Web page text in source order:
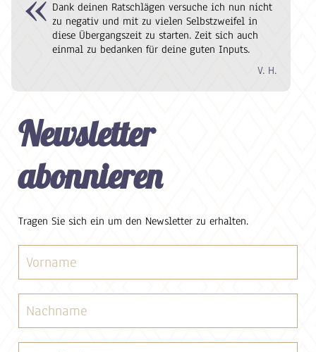
Dank deinen Ratschlägen versuche ich nun nicht
zu negativ und mit zu vielen Selbstzweifel in
diese Übergangszeit zu starten. Zeit sich auch
einmal zu bedanken für deine guten Inputs.
V. H.
Newsletter
abonnieren
Tragen Sie sich ein um den Newsletter zu erhalten.